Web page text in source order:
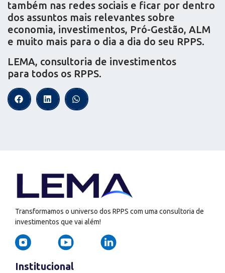
também nas redes sociais e ficar por dentro
dos assuntos mais relevantes sobre
economia, investimentos, Pró-Gestão, ALM
e muito mais para o dia a dia do seu RPPS.
LEMA, consultoria de investimentos
para todos os RPPS.
Transformamos o universo dos RPPS com uma consultoria de
investimentos que vai além!
Institucional